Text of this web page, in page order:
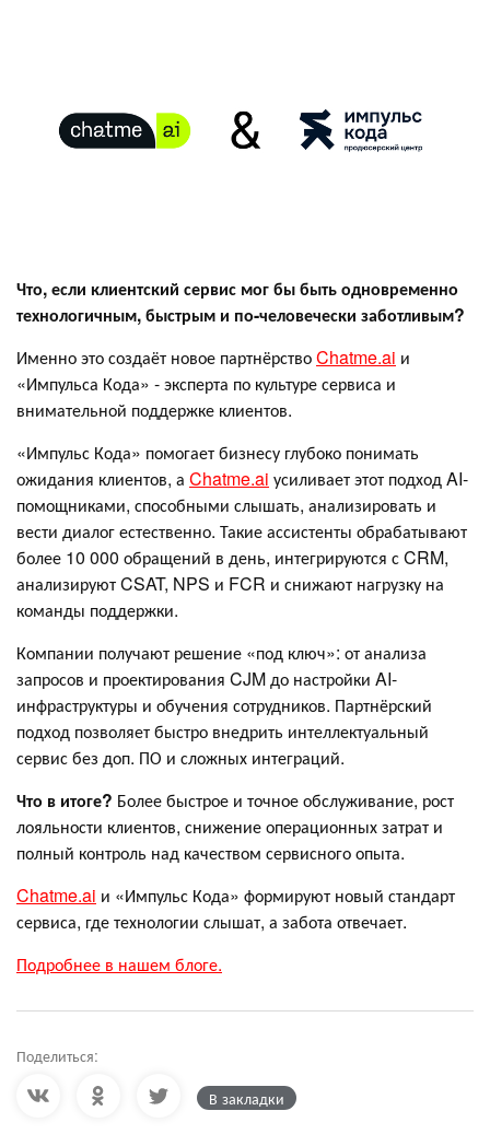
Что, если клиентский сервис мог бы быть одновременно
технологичным, быстрым и по-человечески заботливым?
Именно это создаёт новое партнёрствоChatme.ai и
«Импульса Кода» - эксперта по культуре сервиса и
внимательной поддержке клиентов.
«Импульс Кода» помогает бизнесу глубоко понимать
ожидания клиентов, а Chatme.ai усиливает этот подход AI-
помощниками, способными слышать, анализировать и
вести диалог естественно. Такие ассистенты обрабатывают
более 10 000 обращений в день, интегрируются с CRM,
анализируют CSAT, NPS и FCR и снижают нагрузку на
команды поддержки.
Компании получают решение «под ключ»: от анализа
запросов и проектирования CJM до настройки AI-
инфраструктуры и обучения сотрудников. Партнёрский
подход позволяет быстро внедрить интеллектуальный
сервис без доп. ПО и сложных интеграций.
Что в итоге? Более быстрое и точное обслуживание, рост
лояльности клиентов, снижение операционных затрат и
полный контроль над качеством сервисного опыта.
Chatme.ai и «Импульс Кода» формируют новый стандарт
сервиса, где технологии слышат, а забота отвечает.
Подробнее в нашем блоге.
Поделиться:
В закладки